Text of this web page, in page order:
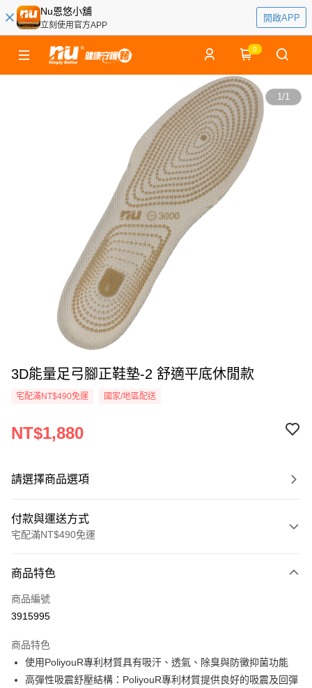
Nu恩悠小舖
立刻使用官方APP
開啟APP
0
1/1
3D能量足弓腳正鞋墊-2 舒適平底休閒款
宅配滿NT$490免運 國家/地區配送
NT$1,880
請選擇商品選項
付款與運送方式
宅配滿NT$490免運
信用卡一次付款
信用卡分期付款
合作金庫商業銀行
華南商業銀行
彰化商業銀行
上海商業儲蓄銀行
台北富邦商業銀行
超商取貨付款
LINE Pay
商品特色
商品編號
3915995
商品特色
使用PoliyouR專利材質具有吸汗、透氣、除臭與防黴抑菌功能
高彈性吸震舒壓結構：PoliyouR專利材質提供良好的吸震及回彈